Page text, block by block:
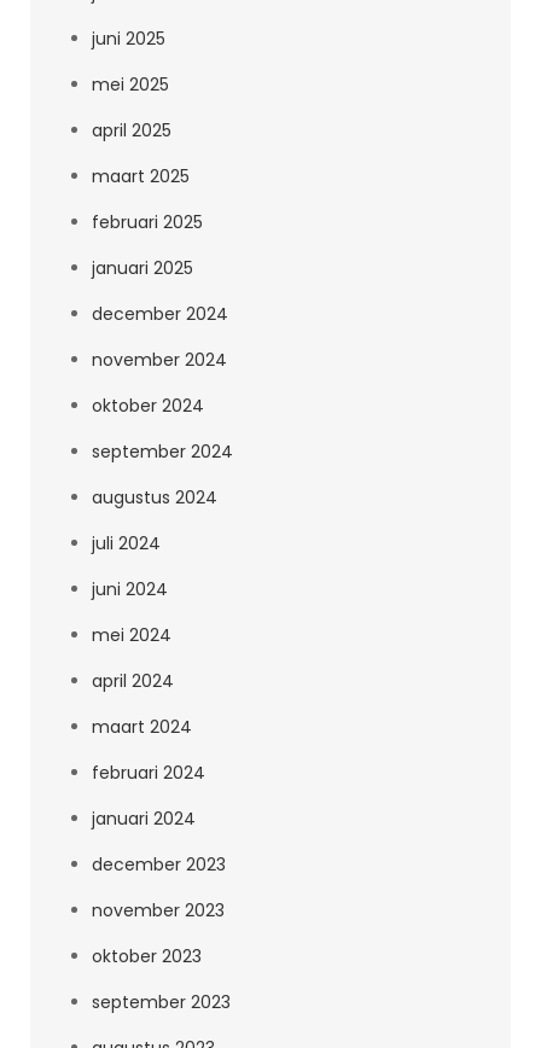
juni 2025
mei 2025
april 2025
maart 2025
februari 2025
januari 2025
december 2024
november 2024
oktober 2024
september 2024
augustus 2024
juli 2024
juni 2024
mei 2024
april 2024
maart 2024
februari 2024
januari 2024
december 2023
november 2023
oktober 2023
september 2023